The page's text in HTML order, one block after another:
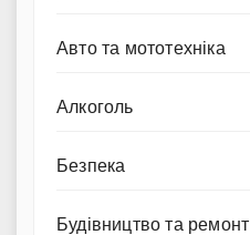
Авто та мототехніка
Алкоголь
Безпека
Будівництво та ремонт